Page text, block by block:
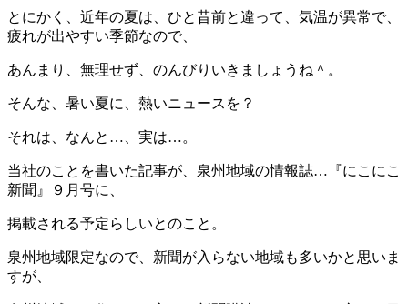
とにかく、近年の夏は、ひと昔前と違って、気温が異常で、
疲れが出やすい季節なので、
あんまり、無理せず、のんびりいきましょうね＾。
そんな、暑い夏に、熱いニュースを？
それは、なんと…、実は…。
当社のことを書いた記事が、泉州地域の情報誌…『にこにこ
新聞』９月号に、
掲載される予定らしいとのこと。
泉州地域限定なので、新聞が入らない地域も多いかと思いま
すが、